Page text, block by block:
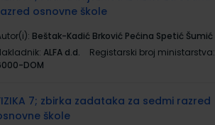
osnovne škole
Beštak-Kadić Brković Pećina Spetić Šumić
ALFA d.d.
Registarski broj ministarstva:
DOM
7; zbirka zadataka za sedmi razred
škole